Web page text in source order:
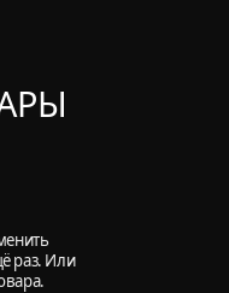
раз. Или